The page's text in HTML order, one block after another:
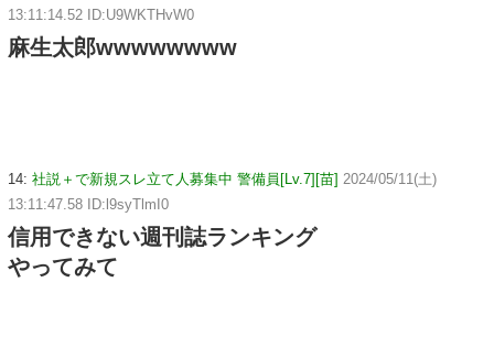
13:11:14.52 ID:U9WKTHvW0
麻生太郎wwwwwwww
14: 社説＋で新規スレ立て人募集中 警備員[Lv.7][苗] 2024/05/11(土)
13:11:47.58 ID:l9syTlmI0
信用できない週刊誌ランキング
やってみて